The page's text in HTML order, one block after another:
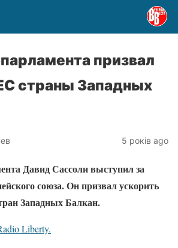
призвал
страны Западных
5 років ago
Давид Сассоли выступил за
союза. Он призвал ускорить
Западных Балкан.
Liberty.